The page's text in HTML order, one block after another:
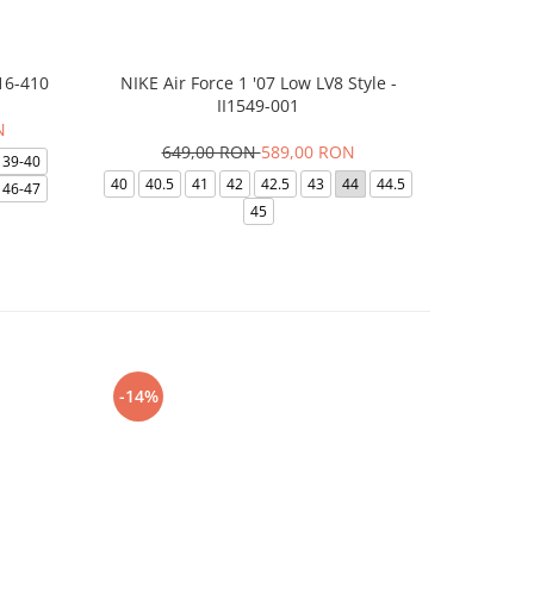
410
39-40
46-47
NIKE Air Force 1 '07 Low LV8 Style -
II1549-001
649,00 RON589,00 RON
40 40.5 41 42 42.5 43 44
44.5
45
-14%